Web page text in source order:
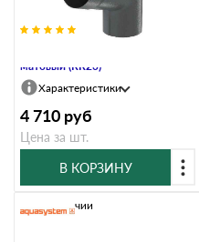
матовый (RR23)
Характеристики
4 710 руб
Цена за шт.
В КОРЗИНУ
В наличии